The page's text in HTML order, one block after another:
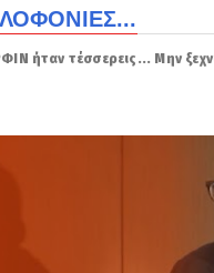
ήταν τέσσερεις... Μην